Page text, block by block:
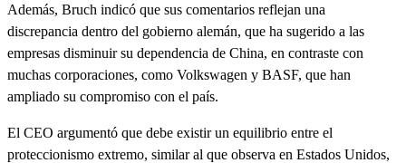
Además, Bruch indicó que sus comentarios reflejan una
discrepancia dentro del gobierno alemán, que ha sugerido a las
empresas disminuir su dependencia de China, en contraste con
muchas corporaciones, como Volkswagen y BASF, que han
ampliado su compromiso con el país.
El CEO argumentó que debe existir un equilibrio entre el
proteccionismo extremo, similar al que observa en Estados Unidos,